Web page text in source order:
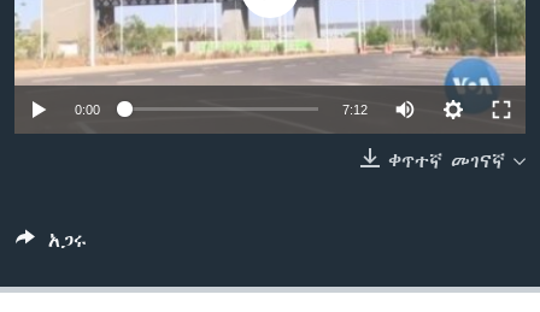
ቋንቋዎች
0:00 7:12
ቀጥተኛ መገናኛ
አጋሩ